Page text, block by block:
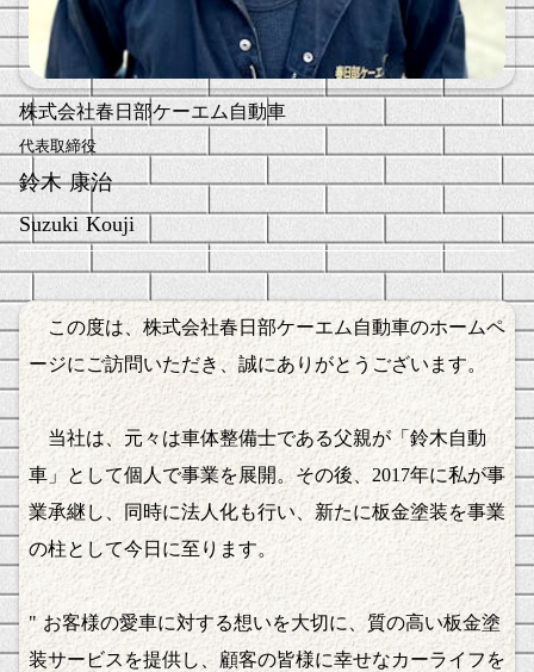
株式会社春日部ケーエム自動車
代表取締役
鈴木 康治
Suzuki Kouji
この度は、株式会社春日部ケーエム自動車のホームペ
ージにご訪問いただき、誠にありがとうございます。
当社は、元々は車体整備士である父親が「鈴木自動
車」として個人で事業を展開。その後、2017年に私が事
業承継し、同時に法人化も行い、新たに板金塗装を事業
の柱として今日に至ります。
" お客様の愛車に対する想いを大切に、質の高い板金塗
装サービスを提供し、顧客の皆様に幸せなカーライフを